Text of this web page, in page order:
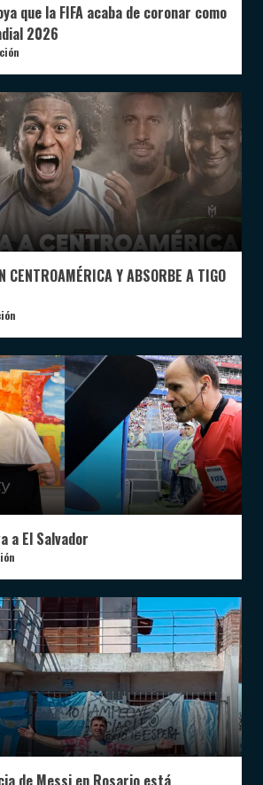
que la FIFA acaba de coronar como
2026
CENTROAMÉRICA Y ABSORBE A TIGO
a El Salvador
de Messi en Rosario está